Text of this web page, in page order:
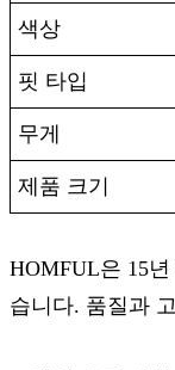
색상
핏 타입
무게
제품 크기
HOMFUL은 15
습니다. 품질과